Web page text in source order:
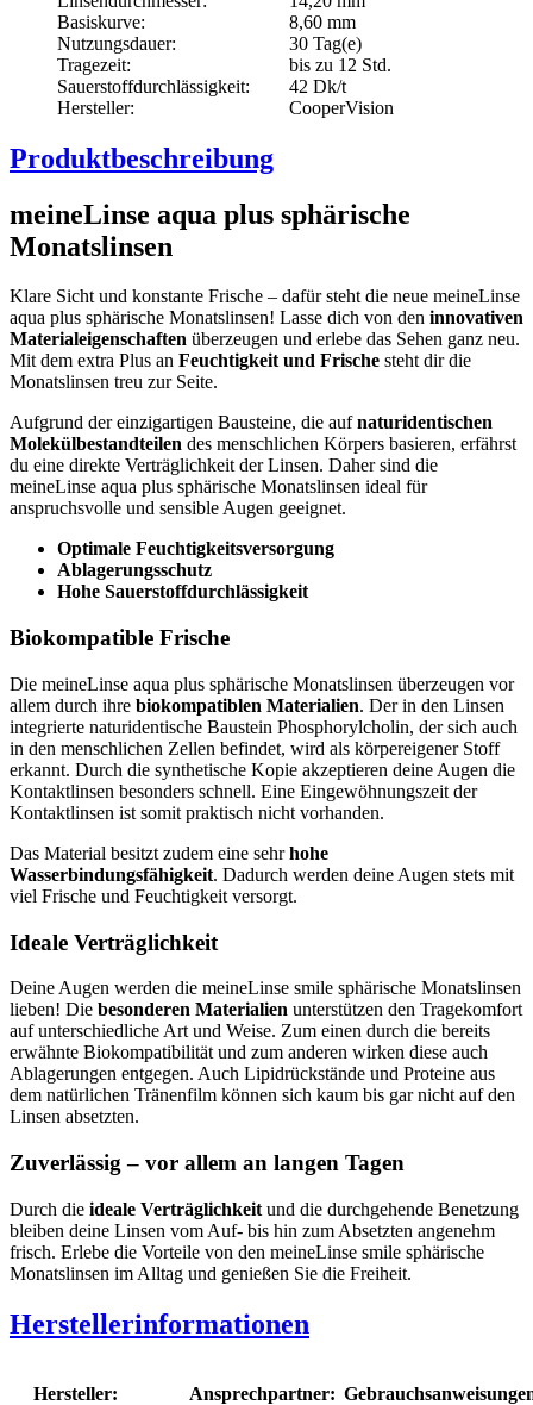
Basiskurve:
8,60 mm
Nutzungsdauer:
30 Tag(e)
Tragezeit:
bis zu 12 Std.
Sauerstoffdurchlässigkeit:
42 Dk/t
Hersteller:
CooperVision
Produktbeschreibung
meineLinse aqua plus sphärische
Monatslinsen
Klare Sicht und konstante Frische – dafür steht die neue meineLinse
aqua plus sphärische Monatslinsen! Lasse dich von den innovativen
Materialeigenschaften überzeugen und erlebe das Sehen ganz neu.
Mit dem extra Plus an Feuchtigkeit und Frische steht dir die
Monatslinsen treu zur Seite.
Aufgrund der einzigartigen Bausteine, die aufnaturidentischen
Molekülbestandteilen des menschlichen Körpers basieren, erfährst
du eine direkte Verträglichkeit der Linsen. Daher sind die
meineLinse aqua plus sphärische Monatslinsen ideal für
anspruchsvolle und sensible Augen geeignet.
Optimale Feuchtigkeitsversorgung
Ablagerungsschutz
Hohe Sauerstoffdurchlässigkeit
Biokompatible Frische
Die meineLinse aqua plus sphärische Monatslinsen überzeugen vor
allem durch ihre biokompatiblen Materialien. Der in den Linsen
integrierte naturidentische Baustein Phosphorylcholin, der sich auch
in den menschlichen Zellen befindet, wird als körpereigener Stoff
erkannt. Durch die synthetische Kopie akzeptieren deine Augen die
Kontaktlinsen besonders schnell. Eine Eingewöhnungszeit der
Kontaktlinsen ist somit praktisch nicht vorhanden.
Das Material besitzt zudem eine sehrhohe
Wasserbindungsfähigkeit. Dadurch werden deine Augen stets mit
viel Frische und Feuchtigkeit versorgt.
Ideale Verträglichkeit
Deine Augen werden die meineLinse smile sphärische Monatslinsen
lieben! Die besonderen Materialien unterstützen den Tragekomfort
auf unterschiedliche Art und Weise. Zum einen durch die bereits
erwähnte Biokompatibilität und zum anderen wirken diese auch
Ablagerungen entgegen. Auch Lipidrückstände und Proteine aus
dem natürlichen Tränenfilm können sich kaum bis gar nicht auf den
Linsen absetzten.
Zuverlässig – vor allem an langen Tagen
Durch die ideale Verträglichkeit und die durchgehende Benetzung
bleiben deine Linsen vom Auf- bis hin zum Absetzten angenehm
frisch. Erlebe die Vorteile von den meineLinse smile sphärische
Monatslinsen im Alltag und genießen Sie die Freiheit.
Herstellerinformationen
Hersteller:
Ansprechpartner: